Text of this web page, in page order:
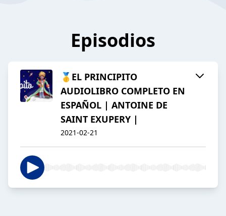
Episodios
🥇EL PRINCIPITO
AUDIOLIBRO COMPLETO EN
ESPAÑOL | ANTOINE DE
SAINT EXUPERY |
2021-02-21